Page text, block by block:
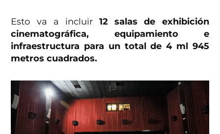
Esto va a incluir12 salas de exhibición
cinematográfica, equipamiento e
infraestructura para un total de 4 ml 945
metros cuadrados.